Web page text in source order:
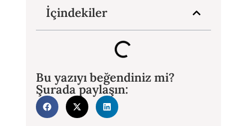
İçindekiler
Bu yazıyı beğendiniz mi?
Şurada paylaşın: